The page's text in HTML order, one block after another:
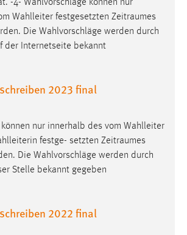
-4- Wahlvorschläge können nur
Wahlleiter festgesetzten Zeitraumes
Die Wahlvorschläge werden durch
der Internetseite bekannt
2023 final
nur innerhalb des vom Wahlleiter
festge- setzten Zeitraumes
Die Wahlvorschläge werden durch
Stelle bekannt gegeben
2022 final
Seitenauslieferung wird in diesem Cookie
ob man eingeloggt ist.